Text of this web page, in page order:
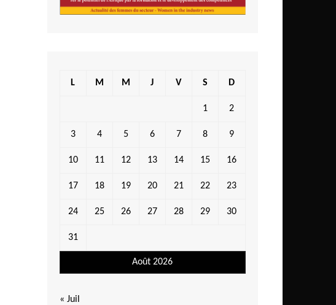
Août 2026
L M M J V S D
1 2
3 4 5 6 7 8 9
10 11 12 13 14 15 16
17 18 19 20 21 22 23
24 25 26 27 28 29 30
31
« Juil